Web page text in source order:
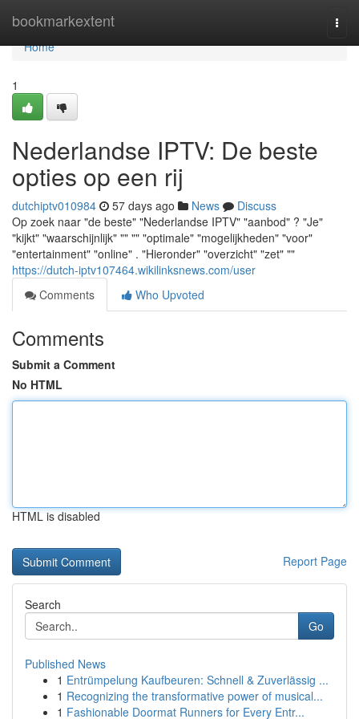
bookmarkextent
Home
Home
1
Nederlandse IPTV: De beste
opties op een rij
dutchiptv010984 57 days ago News
Discuss
Op zoek naar "de beste" "Nederlandse IPTV" "aanbod" ? "Je"
"kijkt" "waarschijnlijk" "" "" "optimale" "mogelijkheden" "voor"
"entertainment" "online" . "Hieronder" "overzicht" "zet" ""
https://dutch-iptv107464.wikilinksnews.com/user
Comments
Who Upvoted
Comments
Submit a Comment
No HTML
HTML is disabled
Report Page
Search
Go
Published News
1 Entrümpelung Kaufbeuren: Schnell & Zuverlässig ...
1 Recognizing the transformative power of musical...
1 Fashionable Doormat Runners for Every Entr...